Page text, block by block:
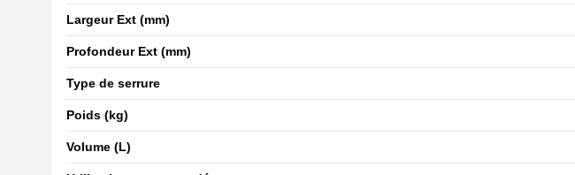
Largeur Ext (mm)
Profondeur Ext (mm)
Type de serrure
Poids (kg)
Volume (L)